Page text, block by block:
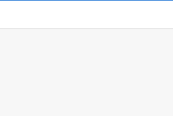
USP集客マーケティングの失敗・ワナ・罠